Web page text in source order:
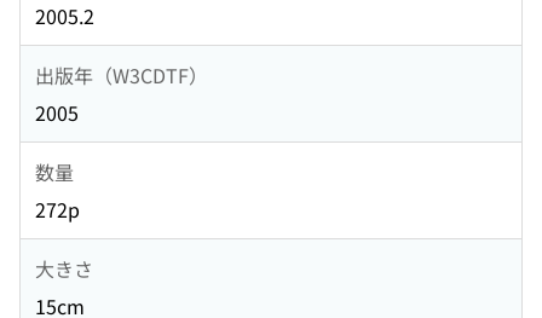
2005.2
出版年（W3CDTF）
2005
数量
272p
大きさ
15cm